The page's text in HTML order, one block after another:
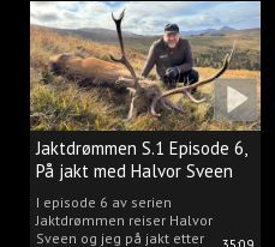
Jaktdrømmen S.1 Episode 6,
På jakt med Halvor Sveen
I episode 6 av serien
Jaktdrømmen reiser Halvor
Sveen og jeg på jakt etter